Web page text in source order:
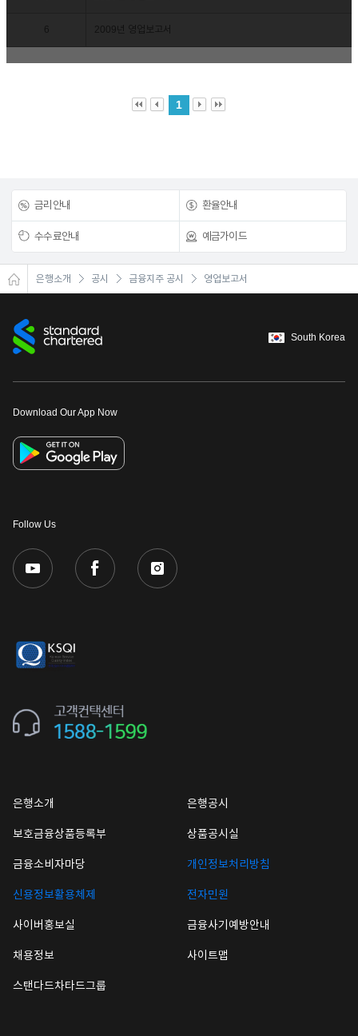
6 2009년 영업보고서
1
금리안내 환율안내
수수료안내 예금가이드
은행소개 공시 금융지주 공시 영업보고서
South Korea
Download Our App Now
Follow Us
은행소개 은행공시
보호금융상품등록부 상품공시실
금융소비자마당 개인정보처리방침
신용정보활용체제 전자민원
사이버홍보실 금융사기예방안내
채용정보 사이트맵
스탠다드차타드그룹